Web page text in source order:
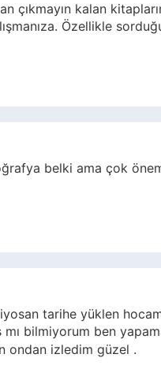
çıkmayın kalan
Özellikle
belki ama çok
tarihe yüklen
bilmiyorum ben
ondan izledim güzel .